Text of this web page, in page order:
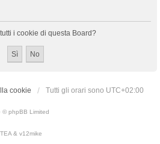
i cookie di questa Board?
cookie Tutti gli orari sono UTC+02:00
© phpBB Limited
& v12mike